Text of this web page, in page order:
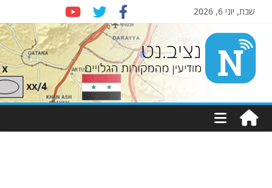
שבת, יוני 6, 2026
Nziv.net
מודיעין
מהמקורות